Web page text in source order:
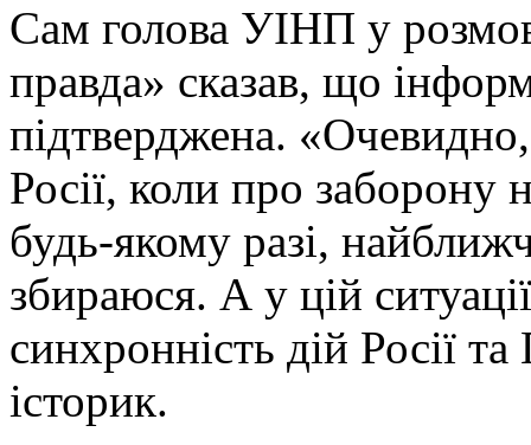
Сам голова УІНП у
правда» сказав, що
підтверджена.
Росії, коли про заборону
будь-якому разі,
збираюся. А у цій
синхронність дій Росії
історик.